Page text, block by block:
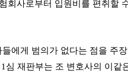
회사로부터 입원비를 편취할
에게 범의가 없다는 점을 주
재판부는 조 변호사의 이같